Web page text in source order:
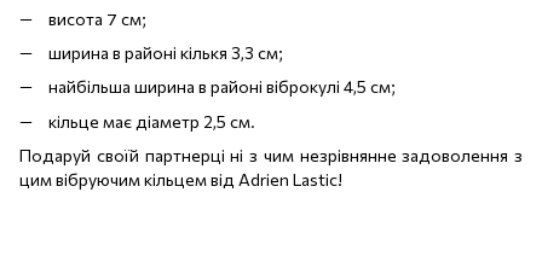
висота 7 см;
ширина в районі кількя 3,3 см;
найбільша ширина в районі віброкулі 4,5 см;
кільце має діаметр 2,5 см.
Подаруй своїй партнерці ні з чим незрівнянне задоволення з
цим вібруючим кільцем від Adrien Lastic!